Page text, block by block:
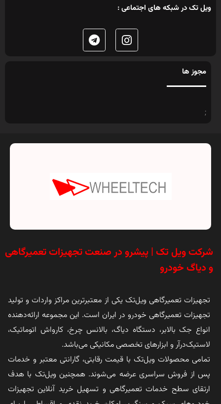
ویل تک در شبکه های اجتماعی :
مجوز ها
;
شرکت ویل تک | پیشرو در صنعت تجهیزات تعمیرگاهی
و دیاگ خودرو
تجهیزات تعمیرگاهی ویل‌تک یکی از معتبرترین مراکز واردات و تولید
تجهیزات تعمیرگاهی خودرو در ایران است. این مجموعه ارائه‌دهنده
انواع جک بالابر، دستگاه دیاگ، بالانس چرخ، کارواش اتوماتیک،
لاستیک‌درآر و ابزارهای تخصصی مکانیکی می‌باشد.
تمامی محصولات ویل‌تک با قیمت رقابتی، گارانتی معتبر و خدمات
پس از فروش سراسری عرضه می‌شوند. همچنین ویل‌تک با هدف
ارتقای سطح خدمات تعمیرگاهی و تسهیل خرید آنلاین تجهیزات